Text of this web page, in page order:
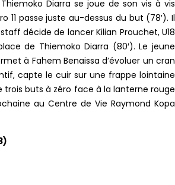
Diarra se joue de son vis à vis
passe juste au-dessus du but (78′). Il
décide de lancer Kilian Prouchet, U18
de Thiemoko Diarra (80′). Le jeune
à Fahem Benaissa d’évoluer un cran
capte le cuir sur une frappe lointaine
trois buts à zéro face à la lanterne rouge
au Centre de Vie Raymond Kopa